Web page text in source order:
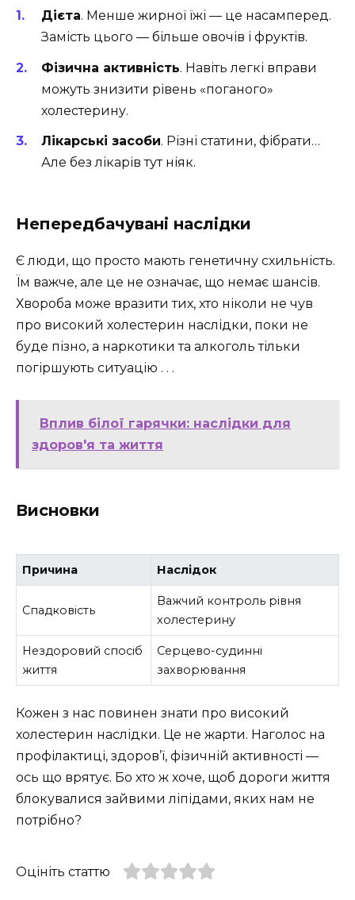
Дієта. Менше жирної їжі — це насамперед.
Замість цього — більше овочів і фруктів.
Фізична активність. Навіть легкі вправи
можуть знизити рівень «поганого»
холестерину.
Лікарські засоби. Різні статини, фібрати…
Але без лікарів тут ніяк.
Непередбачувані наслідки
Є люди, що просто мають генетичну схильність.
Їм важче, але це не означає, що немає шансів.
Хвороба може вразити тих, хто ніколи не чув
про високий холестерин наслідки, поки не
буде пізно, а наркотики та алкоголь тільки
погіршують ситуацію . . .
Вплив білої гарячки: наслідки для
здоров'я та життя
Висновки
Причина Наслідок
Спадковість
Важчий контроль рівня
холестерину
Нездоровий спосіб
життя
Серцево-судинні
захворювання
Кожен з нас повинен знати про високий
холестерин наслідки. Це не жарти. Наголос на
профілактиці, здоров’ї, фізичній активності —
ось що врятує. Бо хто ж хоче, щоб дороги життя
блокувалися зайвими ліпідами, яких нам не
потрібно?
Оцініть статтю